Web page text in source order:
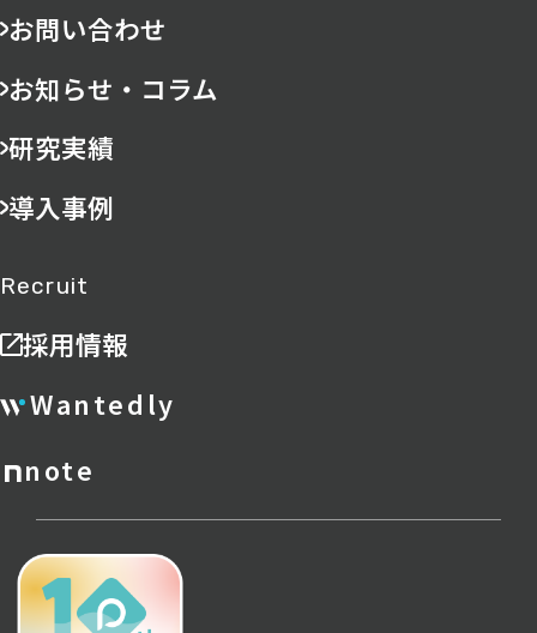
お問い合わせ
お知らせ・コラム
研究実績
導入事例
Recruit
採用情報
Wantedly
note
ポリシー
サイトマップ